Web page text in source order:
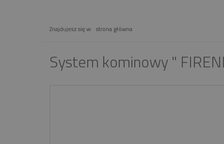
Znajdujesz się w: strona główna
System kominowy "